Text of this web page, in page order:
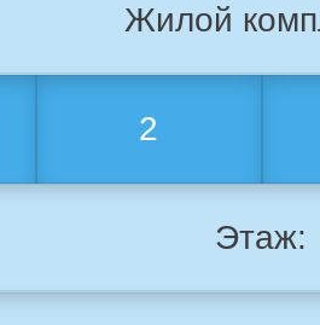
Жилой
2
Этаж: